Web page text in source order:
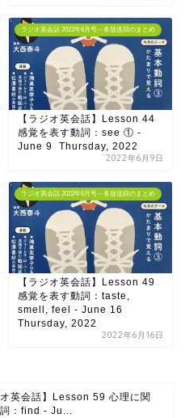
ラジオ英会話 2022年6月号～各放送回のまとめ
【ラジオ英会話】Lesson 44
感覚を表す動詞：see ① -
June 9 Thursday, 2022
2022年6月9日
ラジオ英会話 2022年6月号～各放送回のまとめ
【ラジオ英会話】Lesson 49
感覚を表す動詞：taste,
smell, feel - June 16
Thursday, 2022
2022年6月16日
オ英会話】Lesson 59 心理に関
：find - Ju...